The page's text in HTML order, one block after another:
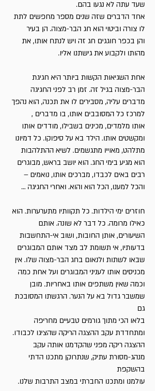
שעד עתה לא נגעו בהם.
אחד הדברים שזה שנים מספר מחפשים לתת
לו צורה וביטוי הוא חג הבר-מצוה. הן בעיר
והן בכפר חוגגים חג זה ויש לנתח אותו, את
מהותו ולקבוע את גישתנו אליו.
אחת השגיאות הקשות ביותר היא חגיגת
הבר-מצוה בגיל זה. זמן רב לפני החגיגה
מדברים עליה, מסבירים לו את תכנה, הוא נהפך
למרכז כל המסובבים אותו, בו מדברים ,
אותו מלמדים, מכינים בשבילו, מודדים אותו
ומקשטים אותו. הילד בא על סיפוקו. כל דמיונו
מתלהט, מאוייו מתגשמים. לשיא ההתלהבות
הוא מגיע בימי החג. הוא יושב בראש, מבוגרים
רבים באים לכבדו, מברכים אותו, נואמים –
והכל למענו, הכל הוא והוא. ואחרי החגיגה ...
חוזרים ימי הילדות. כל תקוותיו מתערערות. הוא
כאילו מרומה. כל דבר לא שונה. אותם
השיעורים, אותן החובות, ושוב אי-התחשבות
בדעותיו, אי תשומת לב מצד אותם המבוגרים
שבאו לשתות ולנאום בחג הבר-מצוה שלו. אין
מכניסים אותו לעניני המבוגרים ועל אחת כמה
וכמה שאין משתפים אותו באחריות. מובן
שמשבר גדול בא על הנער. הרגשתו המסובכת
גם
בלאו הכי מתוך גורמים טבעיים מחריפה
ומתחדדת עקב ההצגה הריקה שהציגו לכבודו.
ההצגה ריקה מפני שהקדמנו אותה עקב
מנהג-מסורת עתיק, שנתרוקן מתכנו הדתי
בהשקפת
עולמנו ומתכנו החברתי במצב התרבות שלנו.